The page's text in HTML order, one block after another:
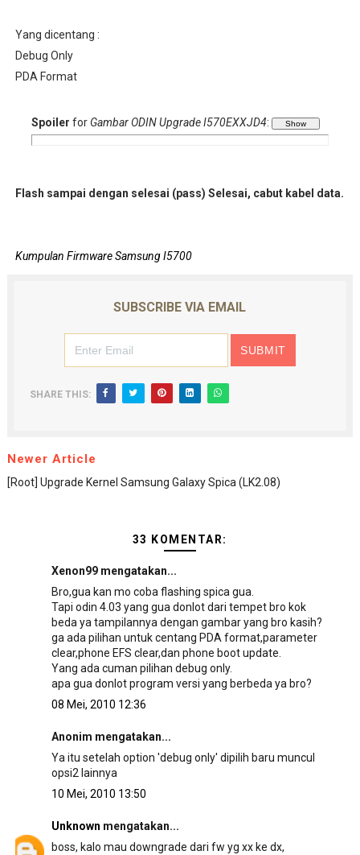
Yang dicentang :
Debug Only
PDA Format
Spoiler for Gambar ODIN Upgrade I570EXXJD4:
Flash sampai dengan selesai (pass) Selesai, cabut kabel data.
Kumpulan Firmware Samsung I5700
SUBSCRIBE VIA EMAIL
SHARE THIS:
Newer Article
[Root] Upgrade Kernel Samsung Galaxy Spica (LK2.08)
33 KOMENTAR:
Xenon99 mengatakan...
Bro,gua kan mo coba flashing spica gua.
Tapi odin 4.03 yang gua donlot dari tempet bro kok
beda ya tampilannya dengan gambar yang bro kasih?
ga ada pilihan untuk centang PDA format,parameter
clear,phone EFS clear,dan phone boot update.
Yang ada cuman pilihan debug only.
apa gua donlot program versi yang berbeda ya bro?
08 Mei, 2010 12:36
Anonim mengatakan...
Ya itu setelah option 'debug only' dipilih baru muncul
opsi2 lainnya
10 Mei, 2010 13:50
Unknown mengatakan...
boss, kalo mau downgrade dari fw yg xx ke dx,